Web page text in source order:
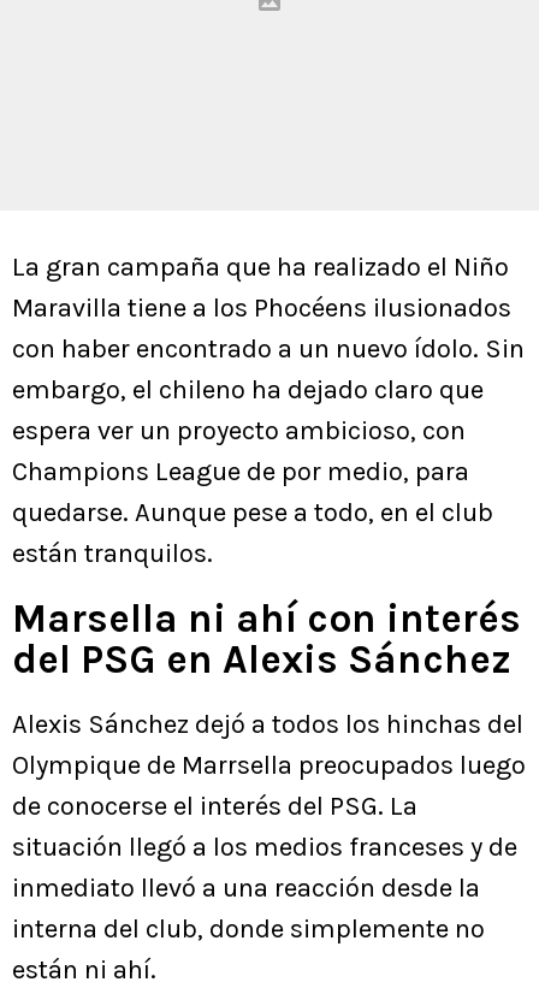
La gran campaña que ha realizado el Niño
Maravilla tiene a los Phocéens ilusionados
con haber encontrado a un nuevo ídolo. Sin
embargo, el chileno ha dejado claro que
espera ver un proyecto ambicioso, con
Champions League de por medio, para
quedarse. Aunque pese a todo, en el club
están tranquilos.
Marsella ni ahí con interés
del PSG en Alexis Sánchez
Alexis Sánchez dejó a todos los hinchas del
Olympique de Marrsella preocupados luego
de conocerse el interés del PSG. La
situación llegó a los medios franceses y de
inmediato llevó a una reacción desde la
interna del club, donde simplemente no
están ni ahí.